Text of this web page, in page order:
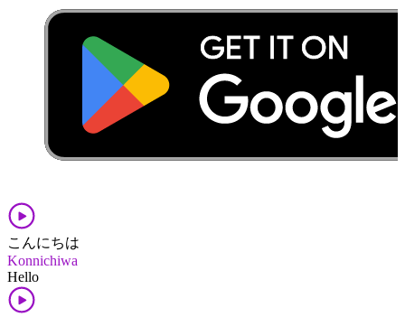
こんにちは
Konnichiwa
Hello